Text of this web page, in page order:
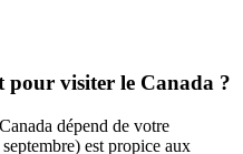
pour visiter le Canada ?
dépend de votre
est propice aux